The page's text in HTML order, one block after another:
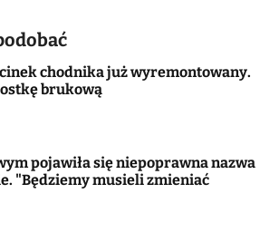
chodnika już wyremontowany.
brukową
pojawiła się niepoprawna nazwa
"Będziemy musieli zmieniać